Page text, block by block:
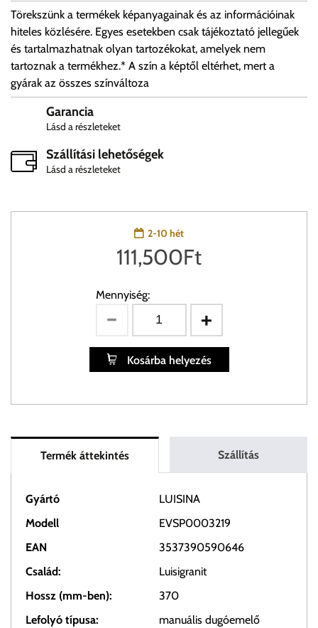
Törekszünk a termékek képanyagainak és az információinak
hiteles közlésére. Egyes esetekben csak tájékoztató jellegűek
és tartalmazhatnak olyan tartozékokat, amelyek nem
tartoznak a termékhez.* A szín a képtől eltérhet, mert a
gyárak az összes színváltoza
Garancia
Lásd a részleteket
Szállítási lehetőségek
Lásd a részleteket
2-10 hét
111,500Ft
Mennyiség:
Kosárba helyezés
Termék áttekintés Szállítás
Gyártó
LUISINA
Modell
EVSP0003219
EAN
3537390590646
Család:
Luisigranit
Hossz (mm-ben):
370
Lefolyó típusa:
manuális dugóemelő